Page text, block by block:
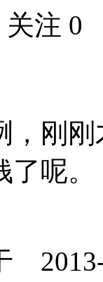
注 0
，刚
呢。